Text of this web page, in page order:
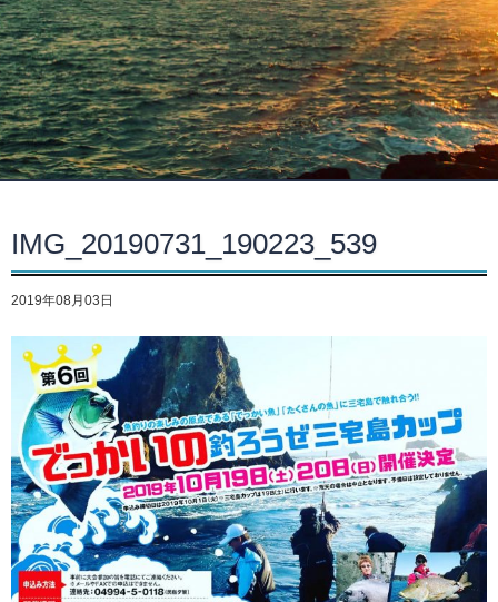
IMG_20190731_190223_539
2019年08月03日